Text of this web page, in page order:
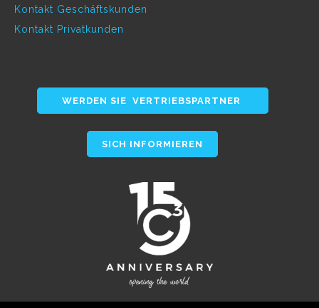
Kontakt Geschäftskunden
Kontakt Privatkunden
WERDEN SIE VERTRIEBSPARTNER
SICH INFORMIEREN